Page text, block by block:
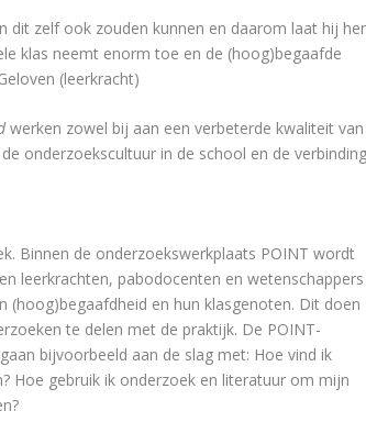
dit zelf ook zouden kunnen en daarom laat hij
klas neemt enorm toe en de (hoog)begaafde
(leerkracht)
werken zowel bij aan een verbeterde kwaliteit van
onderzoekscultuur in de school en de
Binnen de onderzoekswerkplaats POINT wordt
leerkrachten, pabodocenten en wetenschappers
(hoog)begaafdheid en hun klasgenoten. Dit doen
te delen met de praktijk. De POINT-
bijvoorbeeld aan de slag met: Hoe vind ik
Hoe gebruik ik onderzoek en literatuur om mijn